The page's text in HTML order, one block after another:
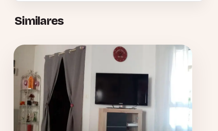
Similares